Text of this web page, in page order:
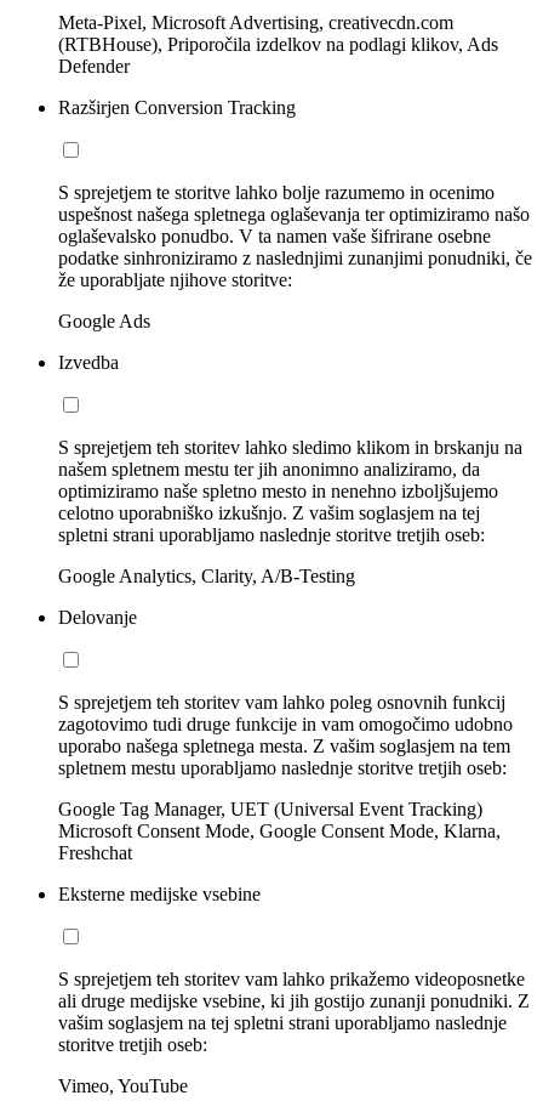
Meta-Pixel, Microsoft Advertising, creativecdn.com
(RTBHouse), Priporočila izdelkov na podlagi klikov, Ads
Defender
Razširjen Conversion Tracking
S sprejetjem te storitve lahko bolje razumemo in ocenimo
uspešnost našega spletnega oglaševanja ter optimiziramo našo
oglaševalsko ponudbo. V ta namen vaše šifrirane osebne
podatke sinhroniziramo z naslednjimi zunanjimi ponudniki, če
že uporabljate njihove storitve:
Google Ads
Izvedba
S sprejetjem teh storitev lahko sledimo klikom in brskanju na
našem spletnem mestu ter jih anonimno analiziramo, da
optimiziramo naše spletno mesto in nenehno izboljšujemo
celotno uporabniško izkušnjo. Z vašim soglasjem na tej
spletni strani uporabljamo naslednje storitve tretjih oseb:
Google Analytics, Clarity, A/B-Testing
Delovanje
S sprejetjem teh storitev vam lahko poleg osnovnih funkcij
zagotovimo tudi druge funkcije in vam omogočimo udobno
uporabo našega spletnega mesta. Z vašim soglasjem na tem
spletnem mestu uporabljamo naslednje storitve tretjih oseb:
Google Tag Manager, UET (Universal Event Tracking)
Microsoft Consent Mode, Google Consent Mode, Klarna,
Freshchat
Eksterne medijske vsebine
S sprejetjem teh storitev vam lahko prikažemo videoposnetke
ali druge medijske vsebine, ki jih gostijo zunanji ponudniki. Z
vašim soglasjem na tej spletni strani uporabljamo naslednje
storitve tretjih oseb:
Vimeo, YouTube